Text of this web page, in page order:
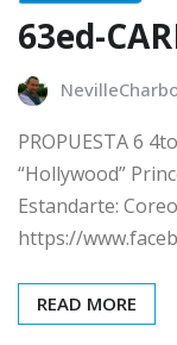
63ed-
PROPUESTA 6
“Hollywood”
Estandarte:
https://
READ MORE